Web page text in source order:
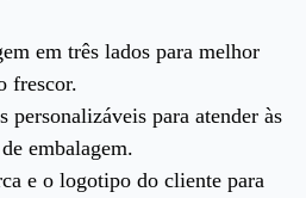
em três lados para melhor
frescor.
personalizáveis ​​para atender às
embalagem.
e o logotipo do cliente para